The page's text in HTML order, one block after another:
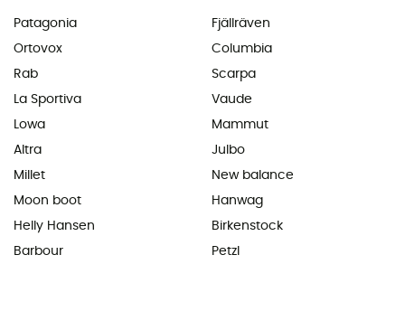
Patagonia
Ortovox
Rab
La Sportiva
Lowa
Altra
Millet
Moon boot
Helly Hansen
Barbour
Fjällräven
Columbia
Scarpa
Vaude
Mammut
Julbo
New balance
Hanwag
Birkenstock
Petzl